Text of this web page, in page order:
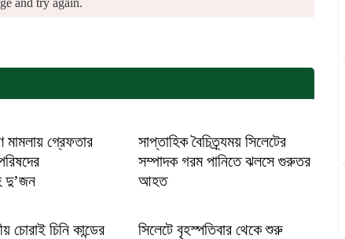
and try again.
মামলায় গ্রেফতার
দু’জন
সাপ্তাহিক বৈচিত্র্যময় সিলেটের
সম্পাদক গরম পানিতে ঝলসে গুরুতর
আহত
চোরাই চিনি কান্ডের
সিলেটে বৃহস্পতিবার থেকে শুরু